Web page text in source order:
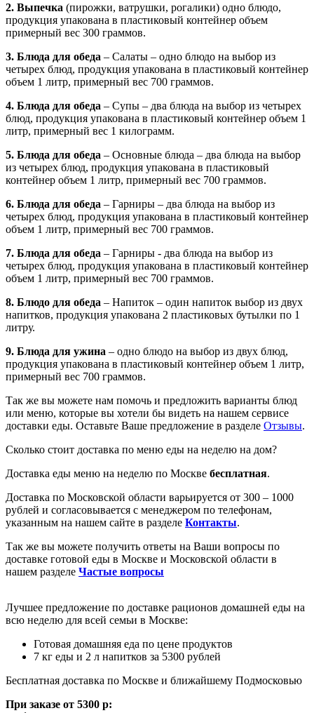
2. Выпечка (пирожки, ватрушки, рогалики) одно блюдо,
продукция упакована в пластиковый контейнер объем
примерный вес 300 граммов.
3. Блюда для обеда – Салаты – одно блюдо на выбор из
четырех блюд, продукция упакована в пластиковый контейнер
объем 1 литр, примерный вес 700 граммов.
4. Блюда для обеда – Супы – два блюда на выбор из четырех
блюд, продукция упакована в пластиковый контейнер объем 1
литр, примерный вес 1 килограмм.
5. Блюда для обеда – Основные блюда – два блюда на выбор
из четырех блюд, продукция упакована в пластиковый
контейнер объем 1 литр, примерный вес 700 граммов.
6. Блюда для обеда – Гарниры – два блюда на выбор из
четырех блюд, продукция упакована в пластиковый контейнер
объем 1 литр, примерный вес 700 граммов.
7. Блюда для обеда – Гарниры - два блюда на выбор из
четырех блюд, продукция упакована в пластиковый контейнер
объем 1 литр, примерный вес 700 граммов.
8. Блюдо для обеда – Напиток – один напиток выбор из двух
напитков, продукция упакована 2 пластиковых бутылки по 1
литру.
9. Блюда для ужина – одно блюдо на выбор из двух блюд,
продукция упакована в пластиковый контейнер объем 1 литр,
примерный вес 700 граммов.
Так же вы можете нам помочь и предложить варианты блюд
или меню, которые вы хотели бы видеть на нашем сервисе
доставки еды. Оставьте Ваше предложение в разделе Отзывы.
Сколько стоит доставка по меню еды на неделю на дом?
Доставка еды меню на неделю по Москве бесплатная.
Доставка по Московской области варьируется от 300 – 1000
рублей и согласовывается с менеджером по телефонам,
указанным на нашем сайте в разделе Контакты.
Так же вы можете получить ответы на Ваши вопросы по
доставке готовой еды в Москве и Московской области в
нашем разделе Частые вопросы
Лучшее предложение по доставке рационов домашней еды на
всю неделю для всей семьи в Москве:
Готовая домашняя еда по цене продуктов
7 кг еды и 2 л напитков за 5300 рублей
Бесплатная доставка по Москве и ближайшему Подмосковью
При заказе от 5300 р: